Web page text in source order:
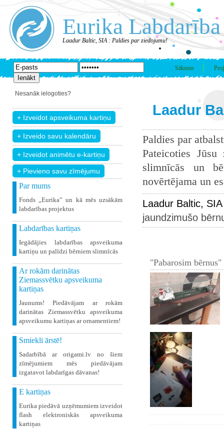
Eurika Labdarība
Laadur Baltic, SIA : Paldies par ziedojumu!
Sākums
Nesanāk ielogoties?
+ Pievieno savu zīmējumu
Par mums
Fonds „Eurika” un kā mēs uzsākām
labdarības projektus
Labdarības kartiņas
Iegādājies labdarības apsveikuma
kartiņu un palīdzi bērniem slimnīcās
Ar rokām darinātas
Ziemassvētku apsveikuma
kartiņas
Jaunums! Piedāvājam ar rokām
darinātas Ziemassvētku apsveikuma
apsveikumu kartiņas ar ornamentiem!
Smiekli ārstē!
Sadarbībā ar origami.lv no šiem
zīmējumiem mēs piedāvājam
izgatavot labdarīgas dāvanas!
E kartiņas
Eurika piedāvā uzņēmumiem izveidot
flash elektroniskās apsveikuma
kartiņas
Laadur
Paldies par
Pateicoties
slimnīcās un
novērtējama un
Laadur Baltic,
jaundzimušo
"Pabarosim